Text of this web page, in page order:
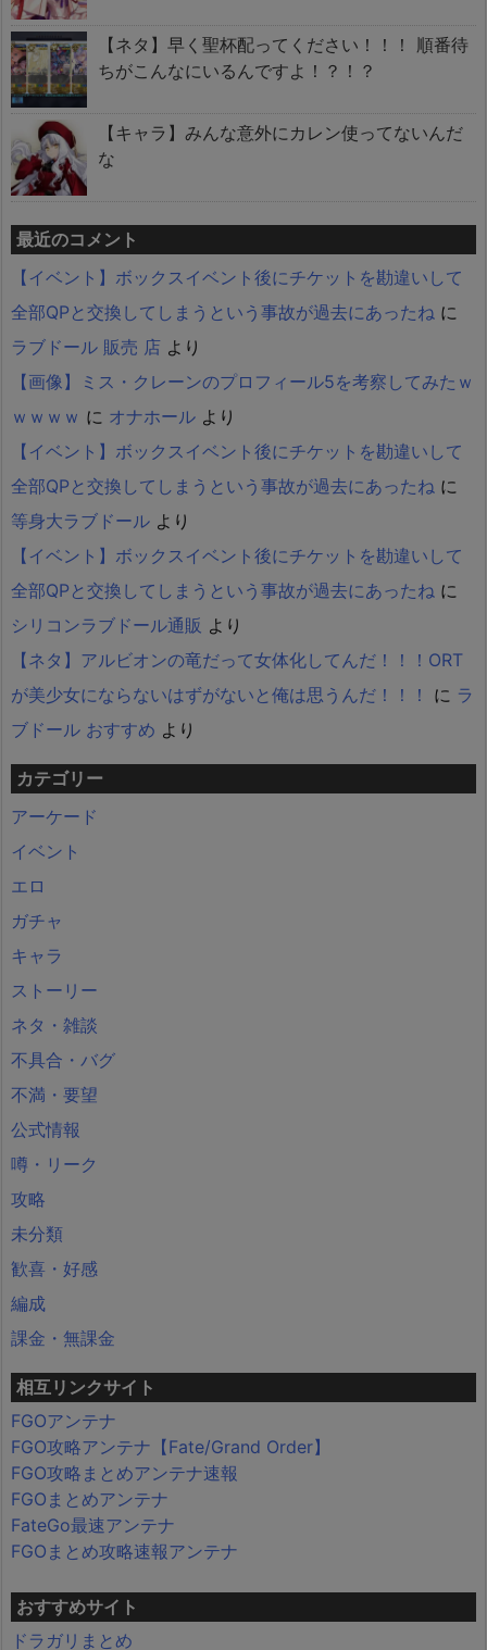
【ネタ】早く聖杯配ってください！！！ 順番待
ちがこんなにいるんですよ！？！？
【キャラ】みんな意外にカレン使ってないんだ
な
最近のコメント
【イベント】ボックスイベント後にチケットを勘違いして
全部QPと交換してしまうという事故が過去にあったね に
ラブドール 販売 店 より
【画像】ミス・クレーンのプロフィール5を考察してみたｗ
ｗｗｗｗ に オナホール より
【イベント】ボックスイベント後にチケットを勘違いして
全部QPと交換してしまうという事故が過去にあったね に
等身大ラブドール より
【イベント】ボックスイベント後にチケットを勘違いして
全部QPと交換してしまうという事故が過去にあったね に
シリコンラブドール通販 より
【ネタ】アルビオンの竜だって女体化してんだ！！！ORT
が美少女にならないはずがないと俺は思うんだ！！！
に ラ
ブドール おすすめ より
カテゴリー
アーケード
イベント
エロ
ガチャ
キャラ
ストーリー
ネタ・雑談
不具合・バグ
不満・要望
公式情報
噂・リーク
攻略
未分類
歓喜・好感
編成
課金・無課金
相互リンクサイト
FGOアンテナ
FGO攻略アンテナ【Fate/Grand Order】
FGO攻略まとめアンテナ速報
FGOまとめアンテナ
FateGo最速アンテナ
FGOまとめ攻略速報アンテナ
おすすめサイト
ドラガリまとめ